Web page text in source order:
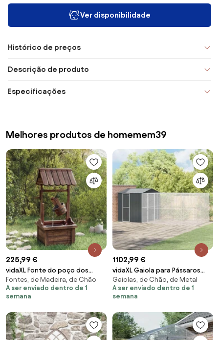
Ver disponibilidade
Histórico de preços
Descrição de produto
Especificações
Melhores produtos de homemem39
225,99 €
vidaXL Fonte do poço dos
desejos c/ bomba 57x50x112
cm abeto maciço
Fontes, de Madeira, de Chão
A ser enviado dentro de 1
semana
1102,99 €
vidaXL Gaiola para Pássaros
Antracite 635 x 304 x 247 cm
Gaiolas, de Chão, de Metal
A ser enviado dentro de 1
semana